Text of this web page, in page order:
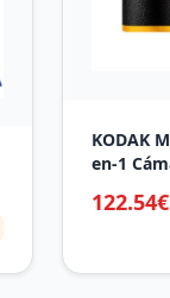
KODAK
en-1
(Cámara
122.54€